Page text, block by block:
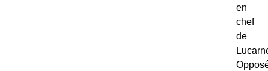
en
chef
de